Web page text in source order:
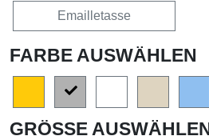
Emailletasse
FARBE AUSWÄHLEN
GRÖSSE AUSWÄHLEN